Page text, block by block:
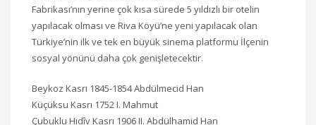
Fabrikası’nın yerine çok kısa sürede 5 yıldızlı bir otelin
yapılacak olması ve Riva Köyü’ne yeni yapılacak olan
Türkiye’nin ilk ve tek en büyük sinema platformu İlçenin
sosyal yönünü daha çok genişletecektir.
Beykoz Kasrı 1845-1854 Abdülmecid Han
Küçüksu Kasrı 1752 I. Mahmut
Çubuklu Hıdîv Kasrı 1906 II. Abdülhamid Han